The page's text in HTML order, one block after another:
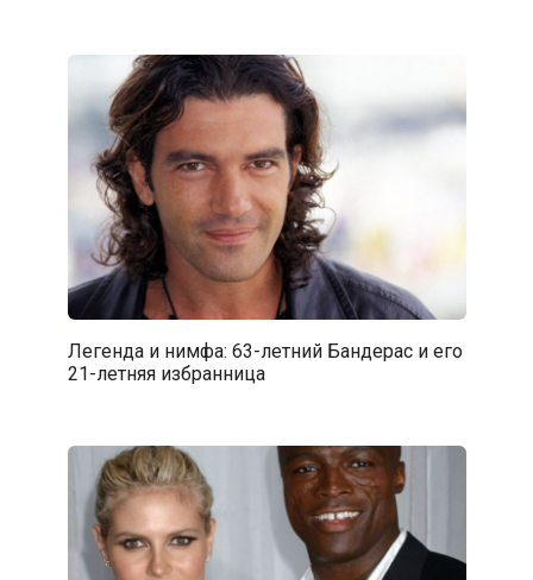
Легенда и нимфа: 63-летний Бандерас и его
21-летняя избранница